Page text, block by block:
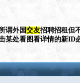
谓外国交友招聘招租但
某处看图看详情的新ID